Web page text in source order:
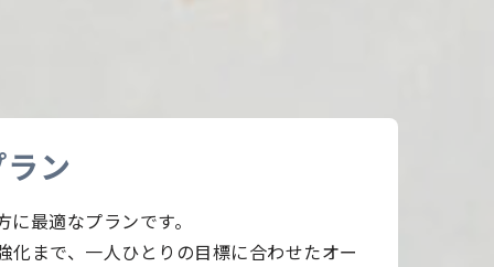
ン
最適なプランです。
まで、一人ひとりの目標に合わせたオー